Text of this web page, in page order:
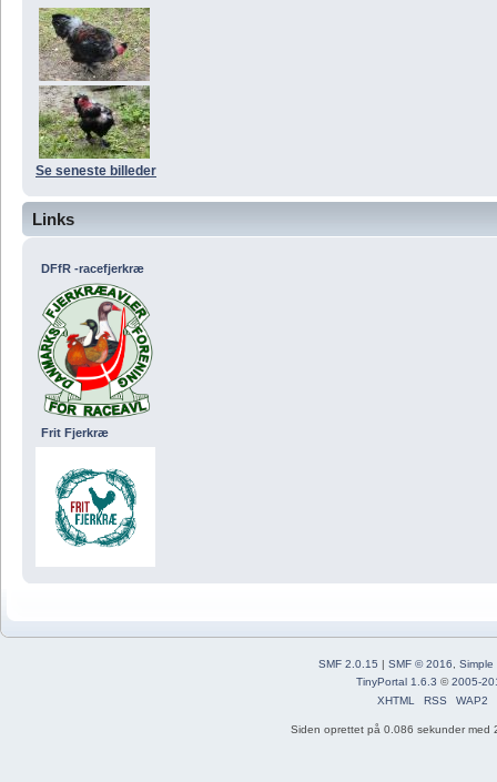
Se seneste billeder
Links
DFfR -racefjerkræ
Frit Fjerkræ
SMF 2.0.15 | SMF © 2016, Simple
TinyPortal 1.6.3 ©2005-
XHTML
RSS WAP2
Siden oprettet på 0.086 sekunder med